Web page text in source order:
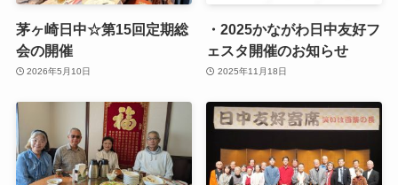
茅ヶ崎日中☆第15回定期総
会の開催
2026年5月10日
・2025かながわ日中友好フ
ェスタ開催のお知らせ
2025年11月18日